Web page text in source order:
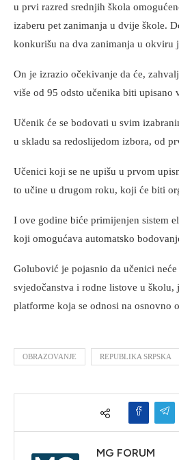
u prvi razred srednjih škola
izaberu pet zanimanja u dvije škole.
konkurišu na dva zanimanja u okviru
On je izrazio očekivanje da će,
više od 95 odsto učenika biti upisano
Učenik će se bodovati u svim
u skladu sa redoslijedom izbora, od
Učenici koji se ne upišu u prvom
to učine u drugom roku, koji će biti
I ove godine biće primijenjen sistem
koji omogućava automatsko
Golubović je pojasnio da učenici neće
svjedočanstva i rodne listove u školu,
platforme koja se odnosi na osnovno
OBRAZOVANJE REPUBLIKA SRPSKA
MG FORUM